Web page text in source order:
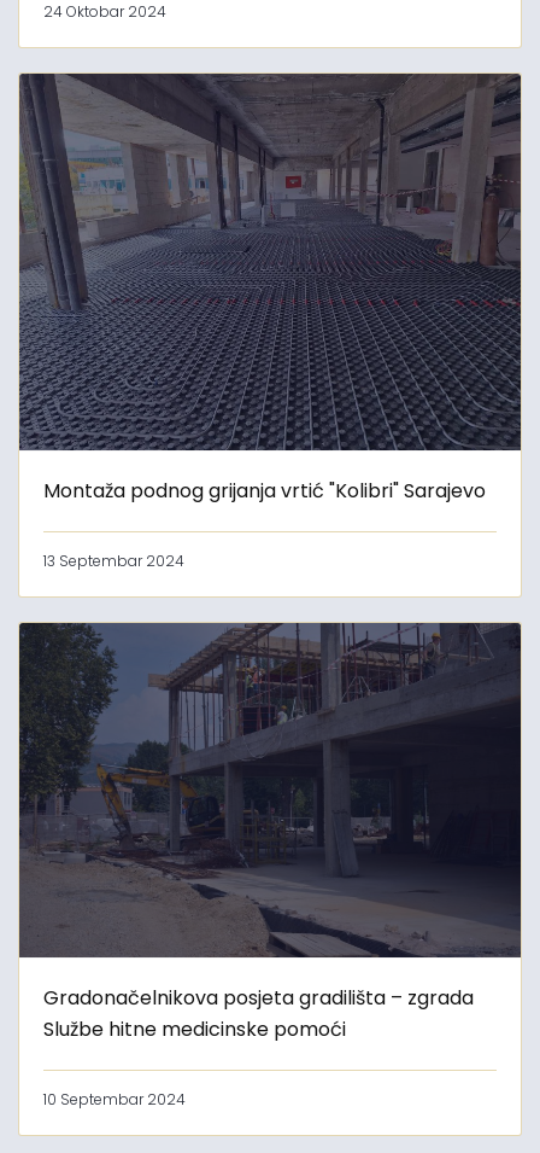
24 Oktobar 2024
Montaža podnog grijanja vrtić "Kolibri" Sarajevo
13 Septembar 2024
Gradonačelnikova posjeta gradilišta – zgrada
Službe hitne medicinske pomoći
10 Septembar 2024